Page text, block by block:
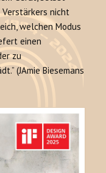
nicht
welchen Modus
einen
zu
(JAmie Biesemans